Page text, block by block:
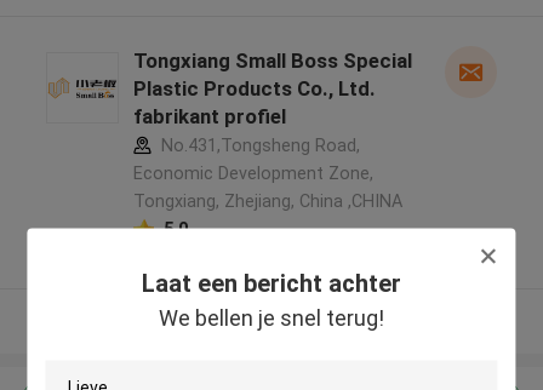
Laat een bericht achter
We bellen je snel terug!
Tongxiang Small Boss Special
Plastic Products Co., Ltd.
fabrikant profiel
No.431,Tongsheng Road,
Economic Development Zone,
Tongxiang, Zhejiang, China ,CHINA
5.0
Bekijk meer